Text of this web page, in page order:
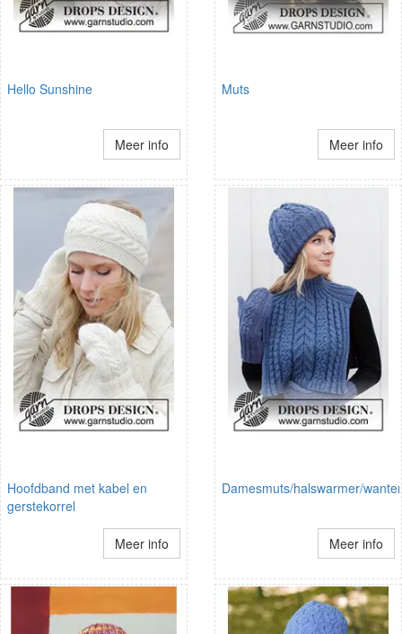
Hello Sunshine
Meer info
Muts
Meer info
Hoofdband met kabel en
gerstekorrel
Meer info
Damesmuts/halswarmer/
Meer info